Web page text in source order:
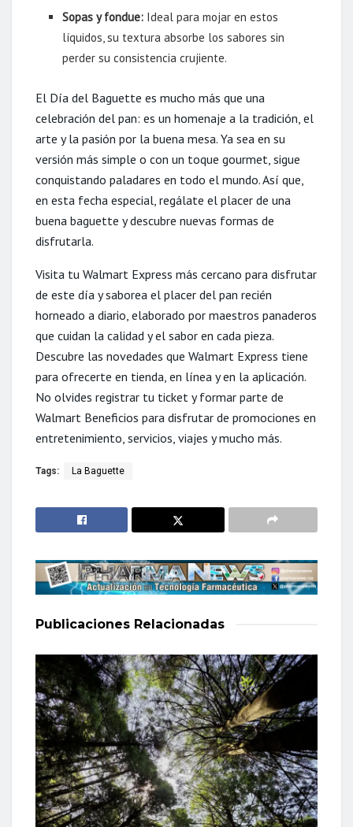
Sopas y fondue: Ideal para mojar en estos
líquidos, su textura absorbe los sabores sin
perder su consistencia crujiente.
El Día del Baguette es mucho más que una
celebración del pan: es un homenaje a la tradición, el
arte y la pasión por la buena mesa. Ya sea en su
versión más simple o con un toque gourmet, sigue
conquistando paladares en todo el mundo. Así que,
en esta fecha especial, regálate el placer de una
buena baguette y descubre nuevas formas de
disfrutarla.
Visita tu Walmart Express más cercano para disfrutar
de este día y saborea el placer del pan recién
horneado a diario, elaborado por maestros panaderos
que cuidan la calidad y el sabor en cada pieza.
Descubre las novedades que Walmart Express tiene
para ofrecerte en tienda, en línea y en la aplicación.
No olvides registrar tu ticket y formar parte de
Walmart Beneficios para disfrutar de promociones en
entretenimiento, servicios, viajes y mucho más.
Tags: La Baguette
Publicaciones Relacionadas